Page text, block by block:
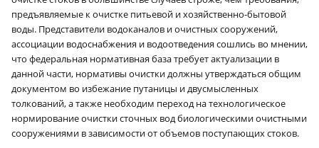
предъявляемые к очистке питьевой и хозяйственно-бытовой
воды. Представители водоканалов и очистных сооружений,
ассоциации водоснабжения и водоотведения сошлись во мнении,
что федеральная нормативная база требует актуализации в
данной части, нормативы очистки должны утверждаться общим
документом во избежание путаницы и двусмысленных
толкований, а также необходим переход на технологическое
нормирование очистки сточных вод биологическими очистными
сооружениями в зависимости от объемов поступающих стоков.